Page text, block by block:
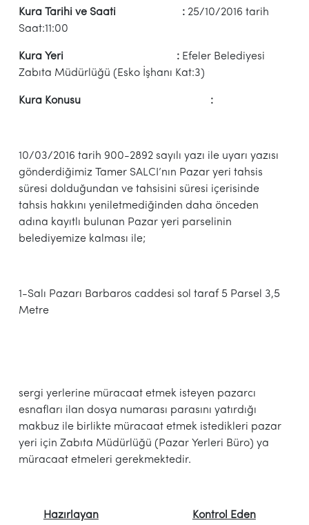
Kura Tarihi ve Saati : 25/10/2016 tarih
Saat:11:00
Kura Yeri : Efeler Belediyesi
Zabıta Müdürlüğü (Esko İşhanı Kat:3)
Kura Konusu :
10/03/2016 tarih 900-2892 sayılı yazı ile uyarı yazısı
gönderdiğimiz Tamer SALCI’nın Pazar yeri tahsis
süresi dolduğundan ve tahsisini süresi içerisinde
tahsis hakkını yeniletmediğinden daha önceden
adına kayıtlı bulunan Pazar yeri parselinin
belediyemize kalması ile;
1-Salı Pazarı Barbaros caddesi sol taraf 5 Parsel 3,5
Metre
sergi yerlerine müracaat etmek isteyen pazarcı
esnafları ilan dosya numarası parasını yatırdığı
makbuz ile birlikte müracaat etmek istedikleri pazar
yeri için Zabıta Müdürlüğü (Pazar Yerleri Büro) ya
müracaat etmeleri gerekmektedir.
Hazırlayan
Kontrol Eden